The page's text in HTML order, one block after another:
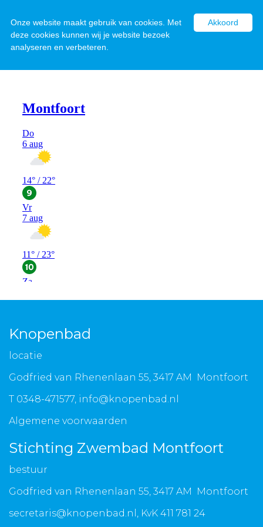
Knopenbad
locatie
Godfried van Rhenenlaan 55, 3417 AM Montfoort
T 0348-471577, info@knopenbad.nl
Algemene voorwaarden
Stichting Zwembad Montfoort
bestuur
Godfried van Rhenenlaan 55, 3417 AM Montfoort
secretaris@knopenbad.nl , KvK 411 781 24
Akkoord
Onze website maakt gebruik van cookies. Met
deze cookies kunnen wij je website bezoek
analyseren en verbeteren.